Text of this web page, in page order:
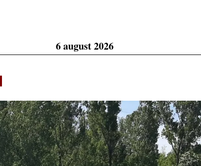
6 august 2026